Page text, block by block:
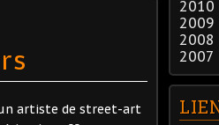
artiste de street-art
2010
2009
2008
2007